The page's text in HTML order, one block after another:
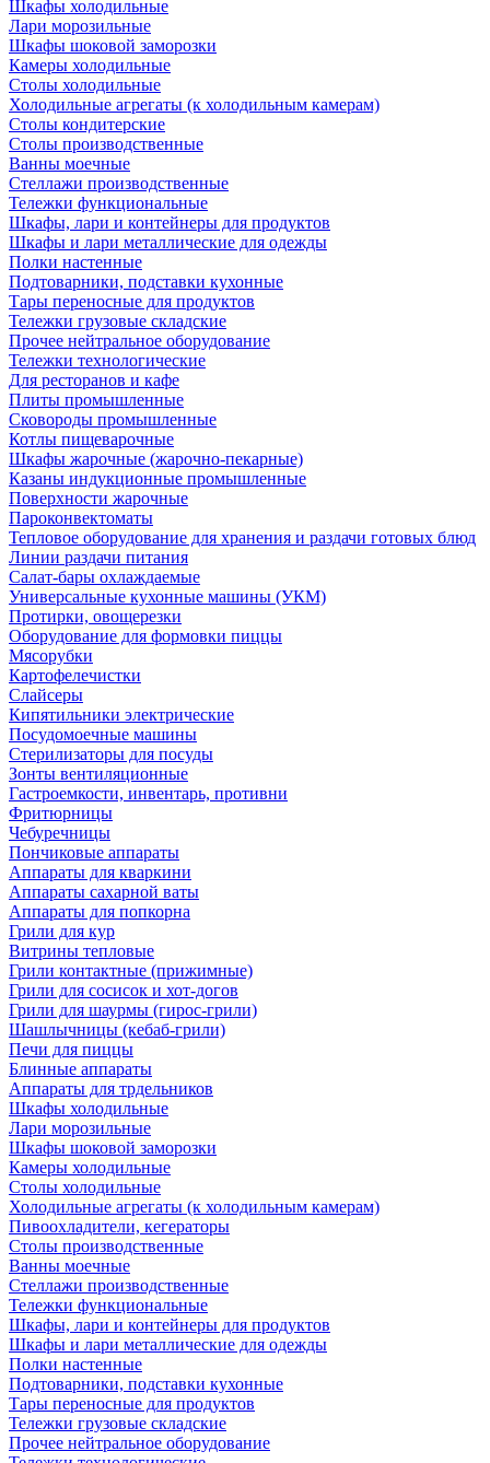
Шкафы холодильные
Лари морозильные
Шкафы шоковой заморозки
Камеры холодильные
Столы холодильные
Холодильные агрегаты (к холодильным камерам)
Столы кондитерские
Столы производственные
Ванны моечные
Стеллажи производственные
Тележки функциональные
Шкафы, лари и контейнеры для продуктов
Шкафы и лари металлические для одежды
Полки настенные
Подтоварники, подставки кухонные
Тары переносные для продуктов
Тележки грузовые складские
Прочее нейтральное оборудование
Тележки технологические
Для ресторанов и кафе
Плиты промышленные
Сковороды промышленные
Котлы пищеварочные
Шкафы жарочные (жарочно-пекарные)
Казаны индукционные промышленные
Поверхности жарочные
Пароконвектоматы
Тепловое оборудование для хранения и раздачи готовых блюд
Линии раздачи питания
Салат-бары охлаждаемые
Универсальные кухонные машины (УКМ)
Протирки, овощерезки
Оборудование для формовки пиццы
Мясорубки
Картофелечистки
Слайсеры
Кипятильники электрические
Посудомоечные машины
Стерилизаторы для посуды
Зонты вентиляционные
Гастроемкости, инвентарь, противни
Фритюрницы
Чебуречницы
Пончиковые аппараты
Аппараты для кваркини
Аппараты сахарной ваты
Аппараты для попкорна
Грили для кур
Витрины тепловые
Грили контактные (прижимные)
Грили для сосисок и хот-догов
Грили для шаурмы (гирос-грили)
Шашлычницы (кебаб-грили)
Печи для пиццы
Блинные аппараты
Аппараты для трдельников
Шкафы холодильные
Лари морозильные
Шкафы шоковой заморозки
Камеры холодильные
Столы холодильные
Холодильные агрегаты (к холодильным камерам)
Пивоохладители, кегераторы
Столы производственные
Ванны моечные
Стеллажи производственные
Тележки функциональные
Шкафы, лари и контейнеры для продуктов
Шкафы и лари металлические для одежды
Полки настенные
Подтоварники, подставки кухонные
Тары переносные для продуктов
Тележки грузовые складские
Прочее нейтральное оборудование